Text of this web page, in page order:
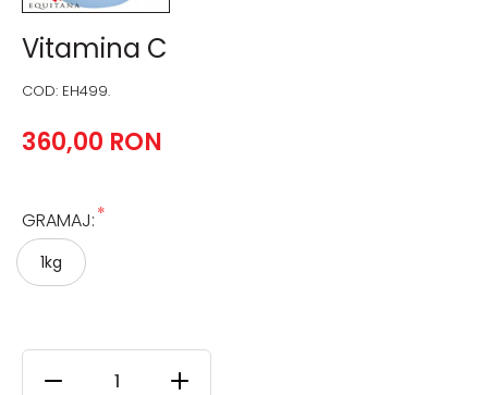
Vitamina C
COD: EH499.
360,00 RON
*
GRAMAJ:
1kg